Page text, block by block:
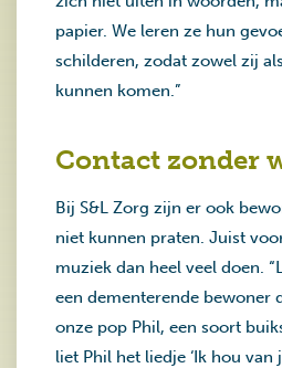
papier. We leren ze hun
schilderen, zodat zowel zij
kunnen komen.”
Contact zonder
Bij S&L Zorg zijn er ook
niet kunnen praten. Juist
muziek dan heel veel doen.
een dementerende bewoner
onze pop Phil, een soort
liet Phil het liedje ‘Ik hou van